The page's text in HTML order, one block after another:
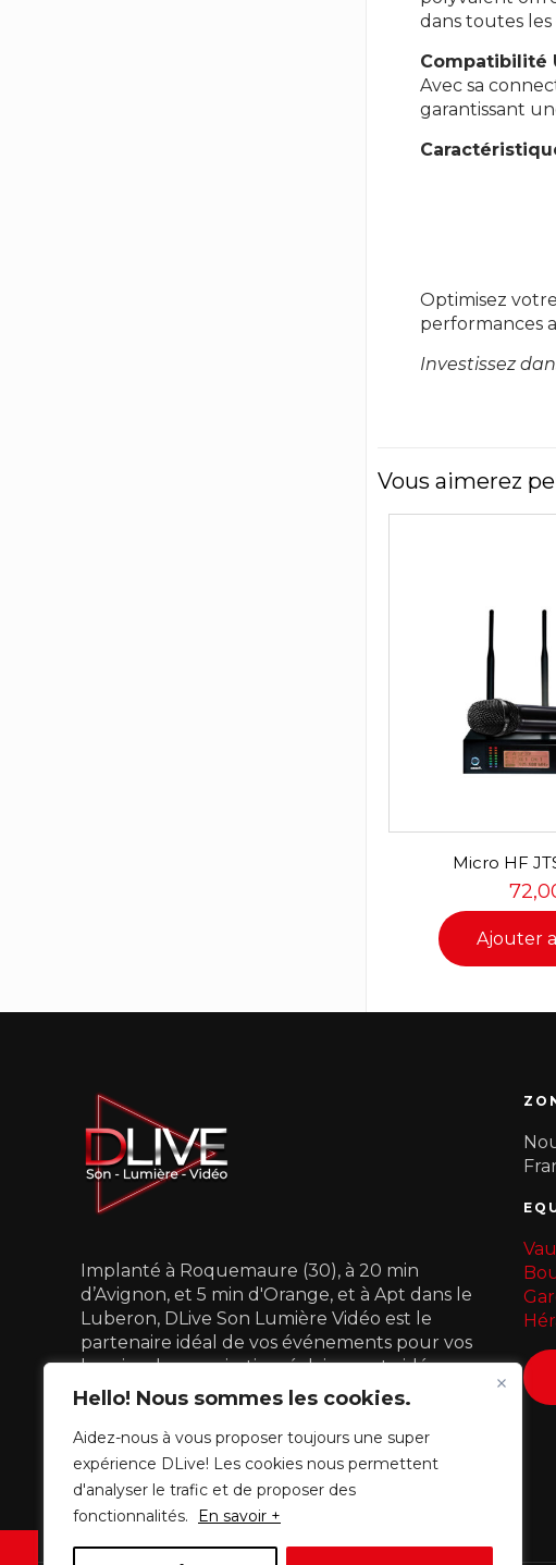
Hello! Nous sommes les cookies.
Aidez-nous à vous proposer toujours une super
expérience DLive! Les cookies nous permettent
d'analyser le trafic et de proposer des
fonctionnalités.
En savoir +
dans toutes les
Compatibilité
Avec sa
garantissant
Optimisez
performances
Investissez
Vous aimerez
Micro HF
Ajouter
Implanté à Roquemaure (30), à 20 min
d’Avignon, et 5 min d'Orange, et à Apt dans le
Luberon, DLive Son Lumière Vidéo est le
partenaire idéal de vos événements pour vos
besoins de sonorisation, éclairage et vidéo.
07 68 54 75 19
dlive.slv@gmail.com